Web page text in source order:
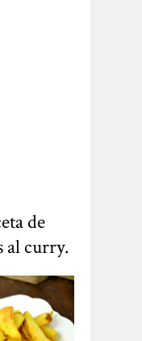
de
al curry.